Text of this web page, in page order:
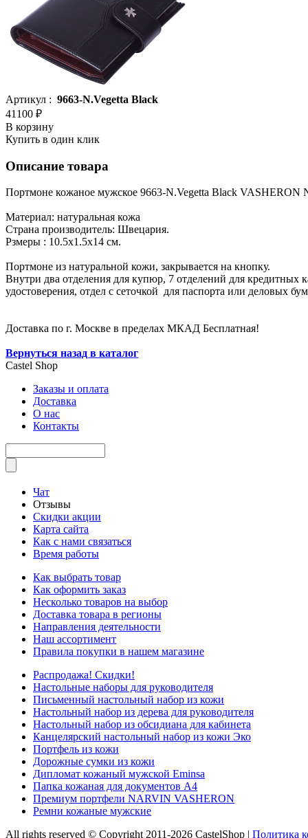
Артикул : 9663-N.Vegetta Black
41100 ₽
В корзину
Купить в один клик
Описание товара
Портмоне кожаное мужское 9663-N.Vegetta Black VASHERON
Материал: натуральная кожа
Страна производитель: Швецария.
Рзмеры : 10.5х1.5х14 см.
Портмоне из натуральной кожи, закрывается на кнопку.
Внутри два отделения для купюр, 7 отделений для кредитных
удостоверения, отдел с сеточкой для паспорта или деловых
Доставка по г. Москве в пределах МКАД Бесплатная!
Вернуться назад в каталог
Castel Shop
Заказы и оплата
Доставка
О нас
Контакты
Чат
Отзывы
Скидки акции
Карта сайта
Как с нами связаться
Время работы
Как выбрать товар
Как оформить заказ
Несколько товаров на выбор
Доставка товара в регионы
Направления деятельности
Наш ассортимент
Правила покупки в нашем магазине
Распродажа! Скидки!
Настольные наборы для руководителя
Письменный настольный набор из кожи
Настольный набор из дерева для руководителя
Настольный набор из обсидиана для кабинета
Канцелярский настольный набор из кожи Эко
Портфель из кожи
Дорожные сумки из кожи
Дипломат кожаный мужской Eminsa
Папка кожаная для документов А4
Премиум портфели NARVIN VASHERON
Ремни кожаные мужские
All rights reserved © Copyright 2011-2026 CastelShop | Политика